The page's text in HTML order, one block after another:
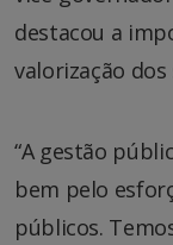
destacou a
valorização
“A gestão
bem pelo
públicos.